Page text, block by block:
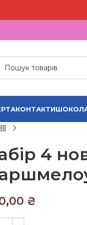
КОНТАКТИ
4
₴